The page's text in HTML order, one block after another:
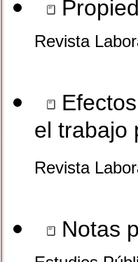
Revista
el trabajo
Revista
Notas